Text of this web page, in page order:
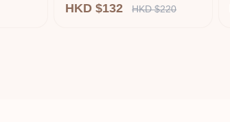
HKD $132 HKD $220